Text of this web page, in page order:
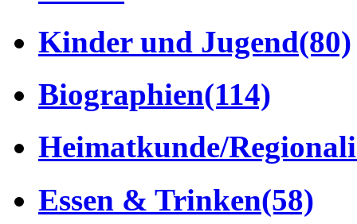
Kinder und Jugend(80)
Biographien(114)
Heimatkunde/
Essen & Trinken(58)